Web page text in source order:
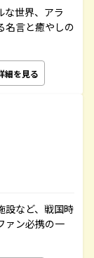
な世界、アラ
名言と癒やしの
細を見る
設など、戦国時
ァン必携の一